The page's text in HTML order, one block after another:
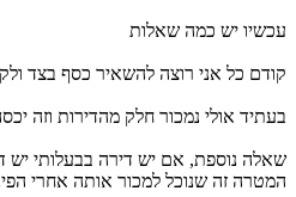
עכשיו יש כמה שאלות
קודם כל אני רוצה להשאיר כסף בצד
בעתיד אולי נמכור חלק מהדירות וזה
שאלה נוספת, אם יש דירה בבעלותי יש
המטרה זה שנוכל למכור אותה אחרי